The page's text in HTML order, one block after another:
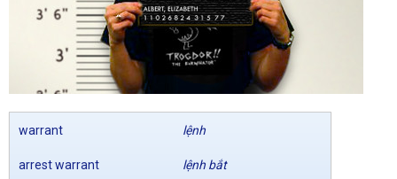
warrant lệnh
arrest warrant lệnh bắt